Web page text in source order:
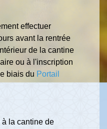
effectuer
avant la rentrée
de la cantine
ou à l'inscription
biais du Portail
la cantine de